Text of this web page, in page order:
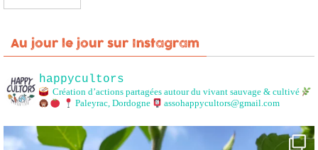
Au jour le jour sur Instagram
happycultors
Création d’actions partagées autour du vivant sauvage & cultivé
Paleyrac, Dordogne
assohappycultors@gmail.com